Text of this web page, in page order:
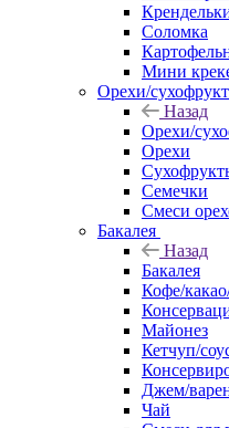
Соломка
Мини
Орехи/
Назад
Орехи/
Орехи
Семечки
Смеси
Бакалея
Назад
Бакалея
Кофе/
Майонез
Кетчуп/
Джем/
Чай